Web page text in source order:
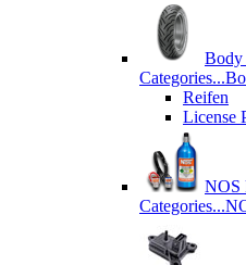
Categories...
Reifen
License
NOS
Categories...